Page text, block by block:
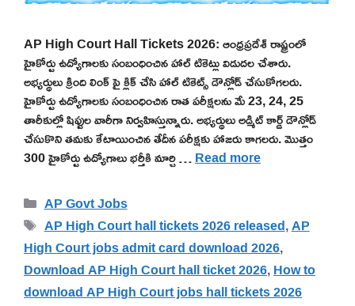
AP High Court Hall Tickets 2026: ఆంధ్రప్రదేశ్ రాష్ట్రంలో
హైకోర్టు ఉద్యోగాలకు సంబంధించిన హాల్ టికెట్లు విడుదల చేశారు.
అభ్యర్థులు క్రింది లింక్ పై క్లిక్ చేసి హాల్ టికెట్స్ డౌన్లోడ్ చేసుకోగలరు.
హైకోర్టు ఉద్యోగాలకు సంబంధించిన రాత పరీక్షలను మే 23, 24, 25
తారీకుల్లో షిఫ్టుల వారీగా నిర్వహిస్తున్నారు. అభ్యర్థులు అడ్మిట్ కార్డ్ డౌన్లోడ్
చేసుకొని తమకు కేటాయించిన తేదీన పరీక్షకు హాజరు కాగలరు. మొత్తం
300 హైకోర్టు ఉద్యోగాలు భర్తీకి మార్చి …Read more
Categories
AP Govt Jobs
Tags
AP High Court hall tickets 2026 released,AP
High Court jobs admit card download 2026,
Download AP High Court hall ticket 2026,How to
download AP High Court jobs hall tickets 2026